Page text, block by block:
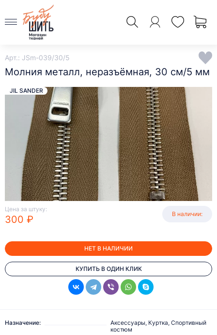
Арт.: JSm-039/30/5
Молния металл, неразъёмная, 30 см/5 мм
Цена за штуку:
300 ₽ В наличии:
НЕТ В НАЛИЧИИ
КУПИТЬ В ОДИН КЛИК
JIL SANDER
Назначение:
Аксессуары, Куртка, Спортивный
костюм